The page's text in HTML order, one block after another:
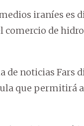
iraníes es
comercio de
de noticias Fars
que permitirá